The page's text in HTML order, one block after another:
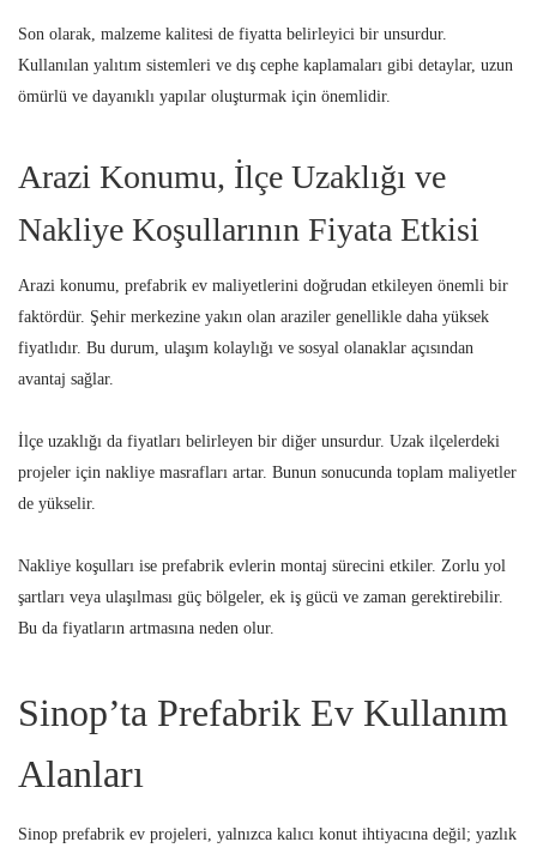
Son olarak, malzeme kalitesi de fiyatta belirleyici bir unsurdur.
Kullanılan yalıtım sistemleri ve dış cephe kaplamaları gibi detaylar, uzun
ömürlü ve dayanıklı yapılar oluşturmak için önemlidir.
Arazi Konumu, İlçe Uzaklığı ve
Nakliye Koşullarının Fiyata Etkisi
Arazi konumu, prefabrik ev maliyetlerini doğrudan etkileyen önemli bir
faktördür. Şehir merkezine yakın olan araziler genellikle daha yüksek
fiyatlıdır. Bu durum, ulaşım kolaylığı ve sosyal olanaklar açısından
avantaj sağlar.
İlçe uzaklığı da fiyatları belirleyen bir diğer unsurdur. Uzak ilçelerdeki
projeler için nakliye masrafları artar. Bunun sonucunda toplam maliyetler
de yükselir.
Nakliye koşulları ise prefabrik evlerin montaj sürecini etkiler. Zorlu yol
şartları veya ulaşılması güç bölgeler, ek iş gücü ve zaman gerektirebilir.
Bu da fiyatların artmasına neden olur.
Sinop’ta Prefabrik Ev Kullanım
Alanları
Sinop prefabrik ev projeleri, yalnızca kalıcı konut ihtiyacına değil; yazlık